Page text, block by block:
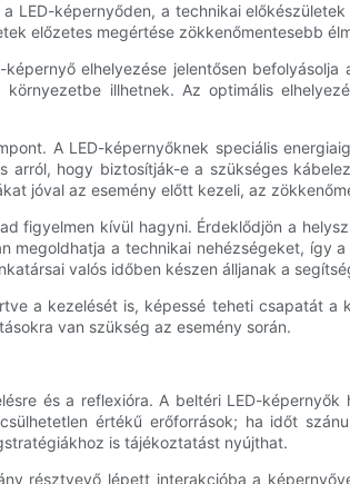
LED-képernyőden, a technikai
előzetes megértése zökkenőmentesebb
elhelyezése jelentősen
illhetnek. Az optimális
A LED-képernyőknek speciális
arról, hogy biztosítják-e a szükséges
jóval az esemény előtt kezeli, az
figyelmen kívül hagyni. Érdeklődjön a
megoldhatja a technikai nehézségeket, így
valós időben készen álljanak a
a kezelését is, képessé teheti csapatát
van szükség az esemény során.
és a reflexióra. A beltéri LED-
értékű erőforrások; ha időt
is tájékoztatást nyújthat.
résztvevő lépett interakcióba a